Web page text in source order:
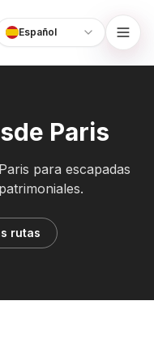
Language
Español
Paris
para escapadas
rutas